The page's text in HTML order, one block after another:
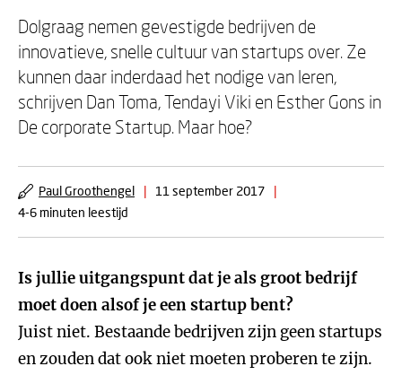
Dolgraag nemen gevestigde bedrijven de
innovatieve, snelle cultuur van startups over. Ze
kunnen daar inderdaad het nodige van leren,
schrijven Dan Toma, Tendayi Viki en Esther Gons in
De corporate Startup. Maar hoe?
Paul Groothengel | 11 september 2017
|
4-6 minuten leestijd
Is jullie uitgangspunt dat je als groot bedrijf
moet doen alsof je een startup bent?
Juist niet. Bestaande bedrijven zijn geen startups
en zouden dat ook niet moeten proberen te zijn.